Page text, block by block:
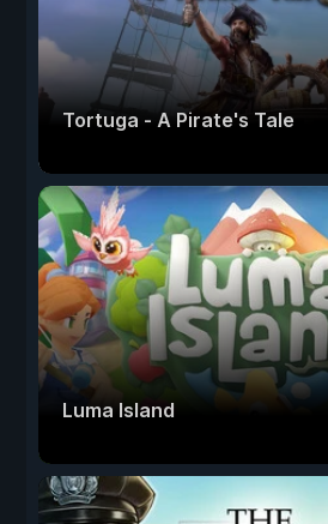
Tortuga - A Pirate's Tale
Luma Island